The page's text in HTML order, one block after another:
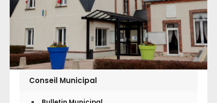
Conseil Municipal